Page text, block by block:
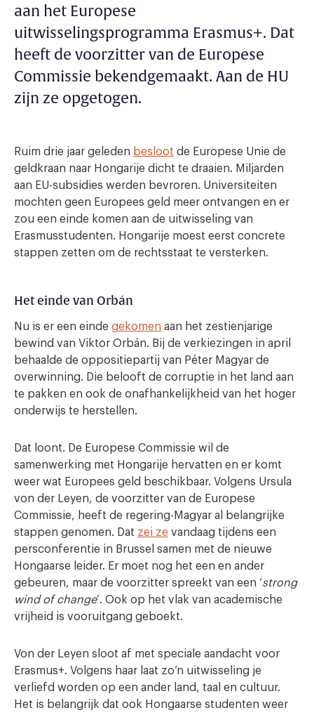
aan het Europese
uitwisselingsprogramma Erasmus+. Dat
heeft de voorzitter van de Europese
Commissie bekendgemaakt. Aan de HU
zijn ze opgetogen.
Ruim drie jaar geleden besloot de Europese Unie de
geldkraan naar Hongarije dicht te draaien. Miljarden
aan EU-subsidies werden bevroren. Universiteiten
mochten geen Europees geld meer ontvangen en er
zou een einde komen aan de uitwisseling van
Erasmusstudenten. Hongarije moest eerst concrete
stappen zetten om de rechtsstaat te versterken.
Het einde van Orbán
Nu is er een einde gekomen aan het zestienjarige
bewind van Viktor Orbán. Bij de verkiezingen in april
behaalde de oppositiepartij van Péter Magyar de
overwinning. Die belooft de corruptie in het land aan
te pakken en ook de onafhankelijkheid van het hoger
onderwijs te herstellen.
Dat loont. De Europese Commissie wil de
samenwerking met Hongarije hervatten en er komt
weer wat Europees geld beschikbaar. Volgens Ursula
von der Leyen, de voorzitter van de Europese
Commissie, heeft de regering-Magyar al belangrijke
stappen genomen. Dat zei ze vandaag tijdens een
persconferentie in Brussel samen met de nieuwe
Hongaarse leider. Er moet nog het een en ander
gebeuren, maar de voorzitter spreekt van een ‘strong
wind of change’. Ook op het vlak van academische
vrijheid is vooruitgang geboekt.
Von der Leyen sloot af met speciale aandacht voor
Erasmus+. Volgens haar laat zo’n uitwisseling je
verliefd worden op een ander land, taal en cultuur.
Het is belangrijk dat ook Hongaarse studenten weer